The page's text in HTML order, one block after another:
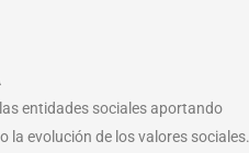
entidades sociales aportando
evolución de los valores sociales.